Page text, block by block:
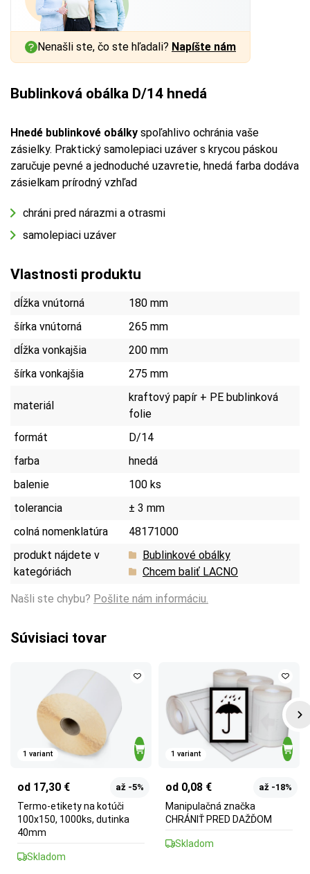
Nenašli ste, čo ste hľadali? Napíšte nám
Bublinková obálka D/14 hnedá
Hnedé bublinkové obálky spoľahlivo ochránia vaše
zásielky. Praktický samolepiaci uzáver s krycou páskou
zaručuje pevné a jednoduché uzavretie, hnedá farba dodáva
zásielkam prírodný vzhľad
chráni pred nárazmi a otrasmi
samolepiaci uzáver
Vlastnosti produktu
dĺžka vnútorná
180 mm
šírka vnútorná
265 mm
dĺžka vonkajšia
200 mm
šírka vonkajšia
275 mm
materiál
kraftový papír + PE bublinková
folie
formát
D/14
farba
hnedá
balenie
100 ks
tolerancia
± 3 mm
colná nomenklatúra
48171000
produkt nájdete v
kategóriách
Bublinkové obálky
Chcem baliť LACNO
Našli ste chybu? Pošlite nám informáciu.
Súvisiaci tovar
1 variant
od 17,30 € až -5%
Termo-etikety na kotúči
100x150, 1000ks, dutinka
40mm
Skladom
1 variant
od 0,08 € až -18%
Manipulačná značka
CHRÁNIŤ PRED DAŽĎOM
Skladom